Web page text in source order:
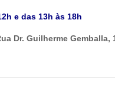
e das 13h às 18h
Dr. Guilherme Gemballa,